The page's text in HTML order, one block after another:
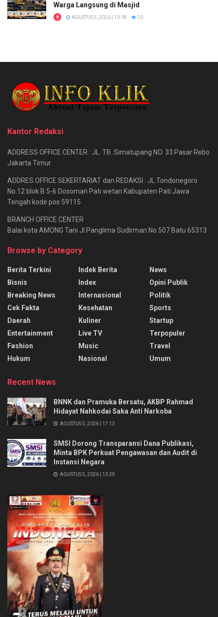
Warga Langsung di Masjid
AGUSTUS 5, 2026 | 10:18 10
Kantor Redaksi
ADDRESS OFFICE CENTER : JL. TB .Simatupang NO. 33 Pasar Rebo
Jakarta Timur
ADDRES OFFICE SEKERTARIAT dan REDAKSI : JL.Tondonegoro
No.12 blok B 5-6 Dosoman Pati wetan Kabupaten Pati Jawa
Tengah kode pos 59115
BRANCH OFFICE CENTER
Balai kota AMONG Tani Jl.Panglima Sudirman No.507 Batu 65313
Browse by Category
Berita Terkini
Bisnis
Breaking News
Cek Fakta
Daerah
Entertainment
Fashion
Hukum
Indek Berita
Index
Internasional
Kesehatan
Kuliner
Live TV
Music
Nasional
News
Opini Publik
Politik
Sports
Startup
Terpopuler
Travel
Umum
Recent News
BNNK dan Pramuka Bersatu, AKBP Rahmad
Hidayat Nahkodai Saka Anti Narkoba
AGUSTUS 5, 2026 | 17:13
SMSI Dorong Transparansi Dana Publikasi,
Minta BPK Perkuat Pengawasan dan Audit di
Instansi Negara
AGUSTUS 5, 2026 | 13:29